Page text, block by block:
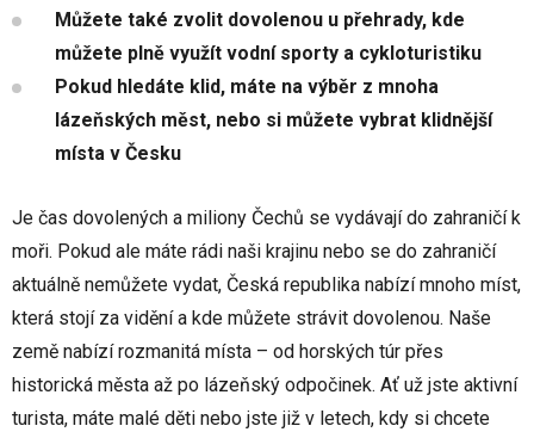
Můžete také zvolit dovolenou u přehrady, kde
můžete plně využít vodní sporty a cykloturistiku
Pokud hledáte klid, máte na výběr z mnoha
lázeňských měst, nebo si můžete vybrat klidnější
místa v Česku
Je čas dovolených a miliony Čechů se vydávají do zahraničí k
moři. Pokud ale máte rádi naši krajinu nebo se do zahraničí
aktuálně nemůžete vydat, Česká republika nabízí mnoho míst,
která stojí za vidění a kde můžete strávit dovolenou. Naše
země nabízí rozmanitá místa – od horských túr přes
historická města až po lázeňský odpočinek. Ať už jste aktivní
turista, máte malé děti nebo jste již v letech, kdy si chcete